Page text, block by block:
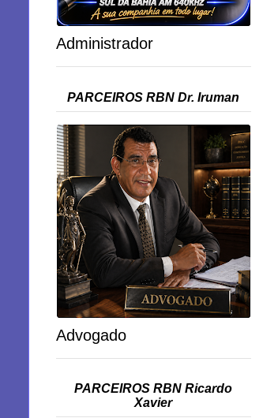
Administrador
PARCEIROS RBN Dr. Iruman
Advogado
PARCEIROS RBN Ricardo
Xavier